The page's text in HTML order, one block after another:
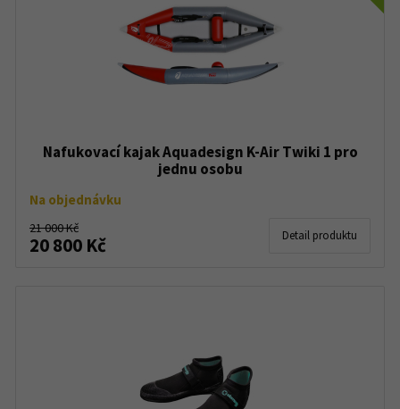
Nafukovací kajak Aquadesign K-Air Twiki 1 pro
jednu osobu
Na objednávku
21 000 Kč
20 800 Kč Detail produktu